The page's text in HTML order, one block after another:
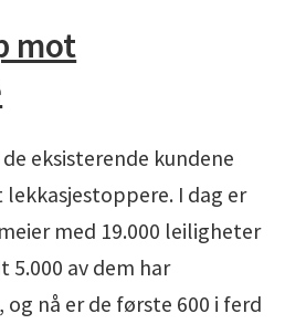
mot
eksisterende kundene
I dag er
med 19.000 leiligheter
5.000 av dem har
nå er de første 600 i ferd